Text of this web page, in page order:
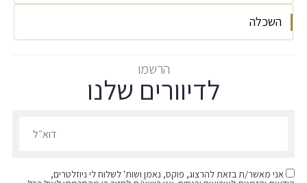
אוניברסיטת חיפה וזוכת פרס "סטודנטית ראויה
לשבח".
פעילות אקדמית באוניברסיטה:
השתתפות במועדון ה- Debate;
כתב העת "דין ודברים";
עוזרת מחקר בתחום המסחרי והאזרחי;
2022השכלה
אופקים - תכניית המצטיינים של האוניברסיטה
הרשמו
לדיוורים שלנו
אני מאשר/ת בזאת להרצוג, פוקס, נאמן ושות' לשלוח לי ניוזלטרים,